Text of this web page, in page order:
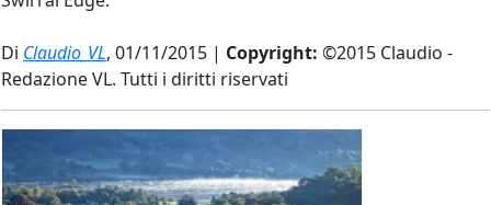
Di Claudio_VL, 01/11/2015 | Copyright: ©2015 Claudio -
Redazione VL. Tutti i diritti riservati